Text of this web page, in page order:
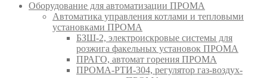
Оборудование для автоматизации ПРОМА
Автоматика управления котлами и тепловыми
установками ПРОМА
БЗШ-2, электроискровые системы для
розжига факельных установок ПРОМА
ПРАГО, автомат горения ПРОМА
ПРОМА-РТИ-304, регулятор газ-воздух-